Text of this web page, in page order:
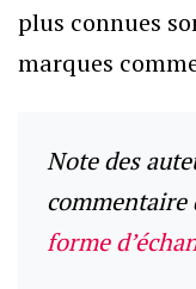
plus connues
marques
Note des
commentaire
forme